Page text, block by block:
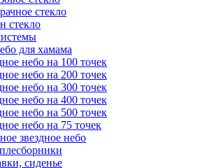
стекло
стекло
для хамама
небо на 100 точек
небо на 200 точек
небо на 300 точек
небо на 400 точек
небо на 500 точек
небо на 75 точек
звездное небо
сиденье